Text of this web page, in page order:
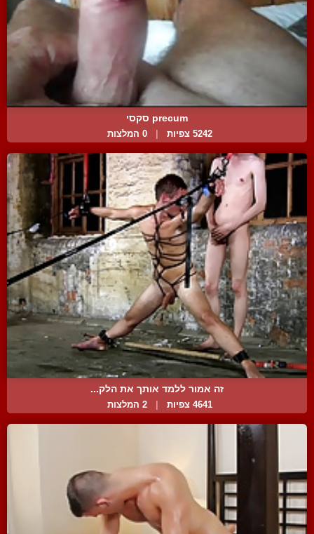
precum סקסי
5242 צפיות 0 המלצות
זה אמור ללמד אותך את הלק...
4641 צפיות | 2 המלצות